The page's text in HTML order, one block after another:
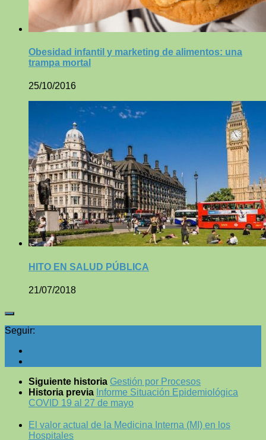
Obesidad infantil y marketing de alimentos: una
trampa mortal
25/10/2016
HITO EN SALUD PÚBLICA
21/07/2018
Seguir:
Siguiente historia Gestión por Procesos
Historia previa Informe Situación Epidemiológica
COVID 19 al 27 de mayo
El valor actual de la Medicina Interna (MI) en los
Hospitales